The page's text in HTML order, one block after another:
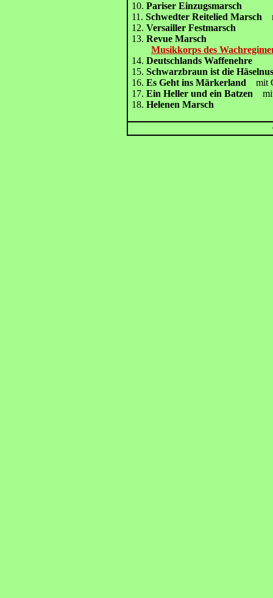
10. Pariser Einzugsmarsch
11.Schwedter Reitelied Marsch
12. Versailler Festmarsch
13.Revue Marsch
Musikkorps des
14. Deutschlands Waffenehre
15. Schwarzbraun ist die
16. Es Geht ins Märkerland mit
17.Ein Heller und ein Batzen
18.Helenen Marsch